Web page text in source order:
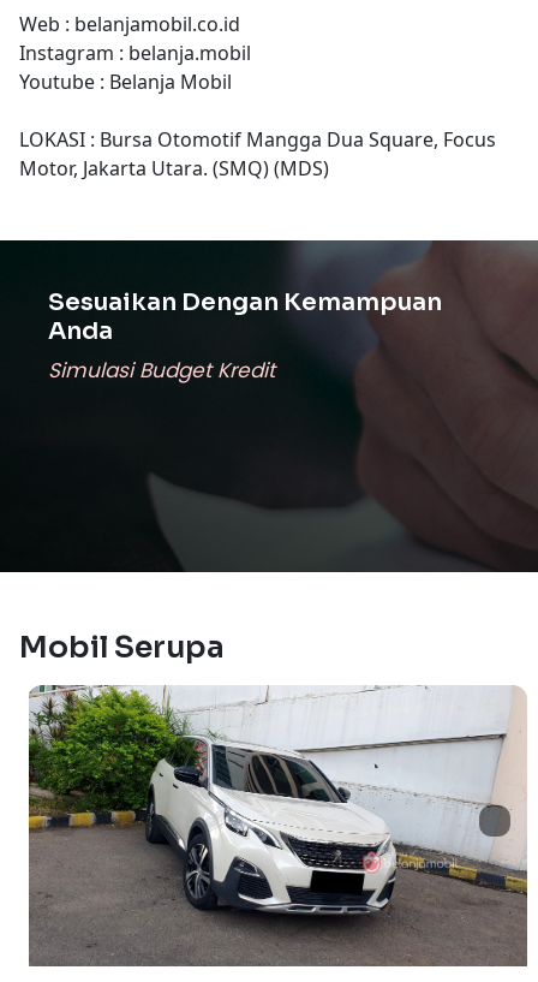
Web : belanjamobil.co.id
Instagram : belanja.mobil
Youtube : Belanja Mobil
LOKASI : Bursa Otomotif Mangga Dua Square, Focus
Motor, Jakarta Utara. (SMQ) (MDS)
Sesuaikan Dengan Kemampuan
Anda
Simulasi Budget Kredit
Mobil Serupa